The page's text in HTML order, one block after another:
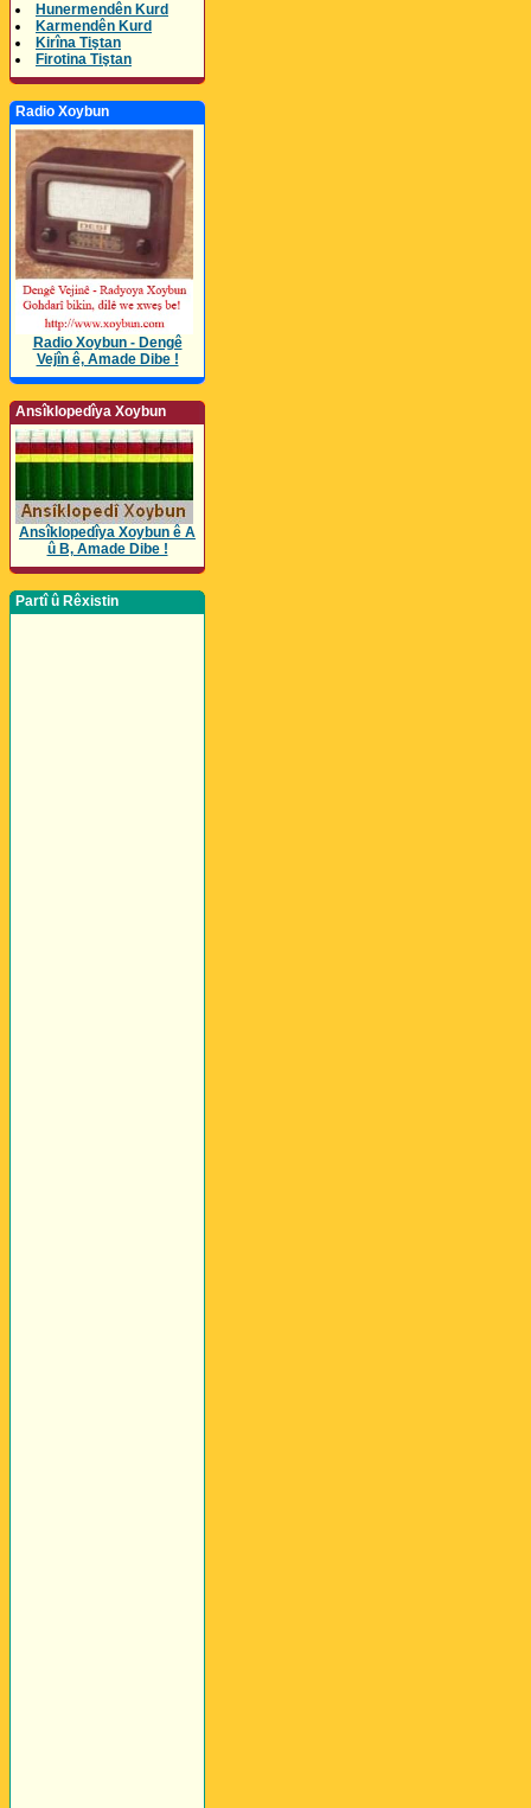
Hunermendên Kurd
Karmendên Kurd
Kirîna Tiştan
Firotina Tiştan
Radio Xoybun
Radio Xoybun - Dengê
Vejîn ê, Amade Dibe !
Ansîklopedîya Xoybun
Ansîklopedîya Xoybun ê A
û B, Amade Dibe !
Partî û Rêxistin